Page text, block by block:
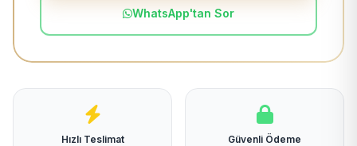
WhatsApp'tan Sor
Hızlı Teslimat
Güvenli Ödeme